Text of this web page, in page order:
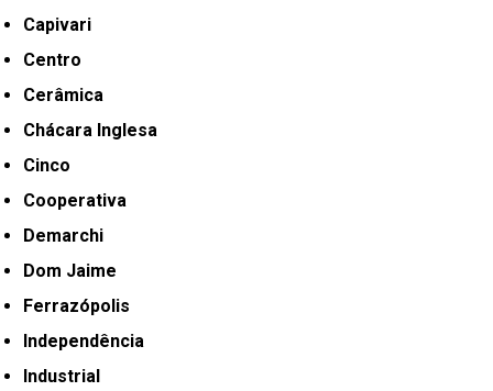
Capivari
Centro
Cerâmica
Chácara Inglesa
Cinco
Cooperativa
Demarchi
Dom Jaime
Ferrazópolis
Independência
Industrial